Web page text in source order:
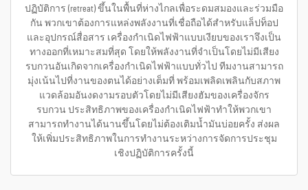
ปฏิบัติการ (retreat) ขึ้นในพื้นที่ห่างไกลเพื่อระดมสมองและร่วมมือ
กัน พวกเขาต้องการแหล่งพลังงานที่เชื่อถือได้สำหรับแล็ปท็อป
และอุปกรณ์สื่อสาร เครื่องกำเนิดไฟฟ้าแบบเงียบของเราจึงเป็น
ทางออกที่เหมาะสมที่สุด โดยให้พลังงานที่จำเป็นโดยไม่มีเสียง
รบกวนอันเกิดจากเครื่องกำเนิดไฟฟ้าแบบทั่วไป ทีมงานสามารถ
มุ่งเน้นไปที่งานของตนได้อย่างเต็มที่ พร้อมเพลิดเพลินกับสภาพ
แวดล้อมอันงดงามรอบตัวโดยไม่มีเสียงฮัมของเครื่องจักร
รบกวน ประสิทธิภาพของเครื่องกำเนิดไฟฟ้าทำให้พวกเขา
สามารถทำงานได้นานขึ้นโดยไม่ต้องเติมน้ำมันบ่อยครั้ง ส่งผล
ให้เพิ่มประสิทธิภาพในการทำงานระหว่างการจัดการประชุม
เชิงปฏิบัติการครั้งนี้